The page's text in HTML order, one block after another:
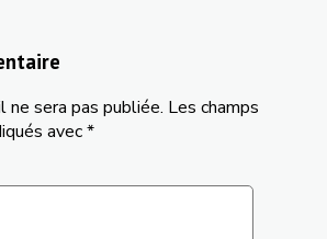
sera pas publiée. Les champs
avec*